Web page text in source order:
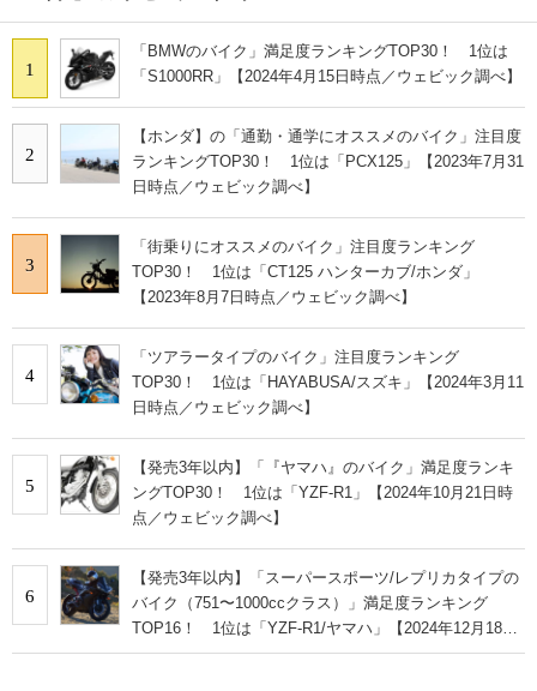
1
「BMWのバイク」満足度ランキングTOP30！ 1位は
「S1000RR」【2024年4月15日時点／ウェビック調べ】
2
【ホンダ】の「通勤・通学にオススメのバイク」注目度
ランキングTOP30！ 1位は「PCX125」【2023年7月31
日時点／ウェビック調べ】
3
「街乗りにオススメのバイク」注目度ランキング
TOP30！ 1位は「CT125 ハンターカブ/ホンダ」
【2023年8月7日時点／ウェビック調べ】
4
「ツアラータイプのバイク」注目度ランキング
TOP30！ 1位は「HAYABUSA/スズキ」【2024年3月11
日時点／ウェビック調べ】
5
【発売3年以内】「『ヤマハ』のバイク」満足度ランキ
ングTOP30！ 1位は「YZF-R1」【2024年10月21日時
点／ウェビック調べ】
6
【発売3年以内】「スーパースポーツ/レプリカタイプの
バイク（751〜1000ccクラス）」満足度ランキング
TOP16！ 1位は「YZF-R1/ヤマハ」【2024年12月18日
時点／ウェビック調べ】